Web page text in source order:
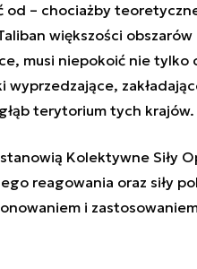
od – chociażby
większości
musi niepokoić nie tylko
wyprzedzające,
terytorium tych krajów.
Kolektywne Siły
reagowania oraz siły
i